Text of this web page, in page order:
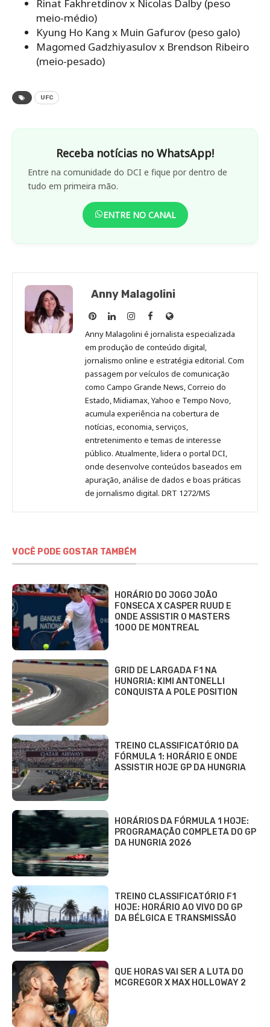
Rinat Fakhretdinov x Nicolas Dalby (peso
meio-médio)
Kyung Ho Kang x Muin Gafurov (peso galo)
Magomed Gadzhiyasulov x Brendson Ribeiro
(meio-pesado)
UFC
Receba notícias no WhatsApp!
Entre na comunidade do DCI e fique por dentro de
tudo em primeira mão.
ENTRE NO CANAL
Anny Malagolini
Anny
Malagolini
no
Pinterest
Anny
Malagolini
no
LinkedIn
Anny
Malagolini
no
Instagram
Anny
Malagolini
no
Facebook
Site
de
Anny
Malagolini
Anny Malagolini é jornalista especializada
em produção de conteúdo digital,
jornalismo online e estratégia editorial. Com
passagem por veículos de comunicação
como Campo Grande News, Correio do
Estado, Midiamax, Yahoo e Tempo Novo,
acumula experiência na cobertura de
notícias, economia, serviços,
entretenimento e temas de interesse
público. Atualmente, lidera o portal DCI,
onde desenvolve conteúdos baseados em
apuração, análise de dados e boas práticas
de jornalismo digital. DRT 1272/MS
VOCÊ PODE GOSTAR TAMBÉM
HORÁRIO DO JOGO JOÃO
FONSECA X CASPER RUUD E
ONDE ASSISTIR O MASTERS
1000 DE MONTREAL
GRID DE LARGADA F1 NA
HUNGRIA: KIMI ANTONELLI
CONQUISTA A POLE POSITION
TREINO CLASSIFICATÓRIO DA
FÓRMULA 1: HORÁRIO E ONDE
ASSISTIR HOJE GP DA HUNGRIA
HORÁRIOS DA FÓRMULA 1 HOJE:
PROGRAMAÇÃO COMPLETA DO GP
DA HUNGRIA 2026
TREINO CLASSIFICATÓRIO F1
HOJE: HORÁRIO AO VIVO DO GP
DA BÉLGICA E TRANSMISSÃO
QUE HORAS VAI SER A LUTA DO
MCGREGOR X MAX HOLLOWAY 2